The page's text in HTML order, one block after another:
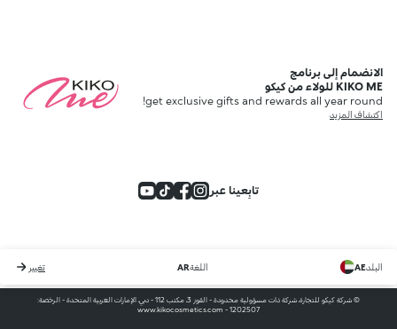
الانضمام إلى برنامج
KIKO ME للولاء من كيكو
get exclusive gifts and rewards all year round!
اكتشاف المزيد
تابِعينا عبر
البلدAE اللغةAR تغيير
© شركة كيكو للتجارة، شركة ذات مسؤولية محدودة - القوز 3، مكتب 112 - دبي، الإمارات العربية المتحدة - الرخصة:
1202507 - www.kikocosmetics.com